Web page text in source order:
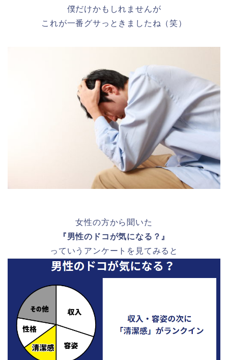
僕だけかもしれませんが
これが一番グサっときましたね（笑）
女性の方から聞いた
『男性のドコが気になる？』
っていうアンケートを見てみると